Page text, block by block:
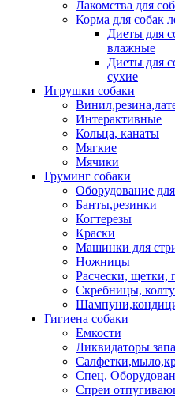
Лакомства для
Корма для собак
Диеты для
влажные
Диеты для
сухие
Игрушки собаки
Интерактивные
Кольца, канаты
Мягкие
Мячики
Груминг собаки
Оборудование
Банты,резинки
Когтерезы
Краски
Машинки для
Ножницы
Расчески, щетки,
Скребницы,
Гигиена собаки
Емкости
Ликвидаторы
Спец.
Спреи